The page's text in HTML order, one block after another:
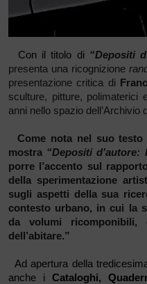
Con il titolo di “Depositi
presenta una ricognizione
presentazione critica di
sculture, pitture, polimaterici
anni nello spazio dell’Archivio
Come nota nel suo testo
mostra “Depositi d’autore:
porre l’accento sul
della sperimentazione
sugli aspetti della sua
contesto urbano, in cui la
da volumi ricomponibili,
dell’abitare.”
Ad apertura della
anche i Cataloghi,